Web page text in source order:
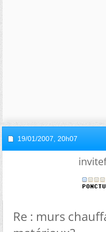
19/01/2007, 20h07
Re : murs